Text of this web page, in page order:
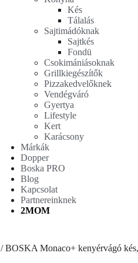
Kés
Tálalás
Sajtimádóknak
Sajtkés
Fondü
Csokimániásoknak
Grillkiegészítők
Pizzakedvelőknek
Vendégváró
Gyertya
Lifestyle
Kert
Karácsony
Márkák
Dopper
Boska PRO
Blog
Kapcsolat
Partnereinknek
2MOM
/ BOSKA Monaco+ kenyérvágó